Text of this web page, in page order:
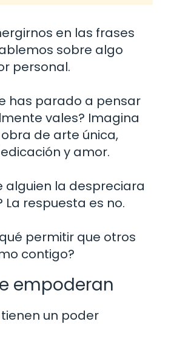
en las frases
sobre algo
personal.
has parado a pensar
vales? Imagina
de arte única,
y amor.
alguien la despreciara
La respuesta es no.
permitir que otros
contigo?
empoderan
un poder